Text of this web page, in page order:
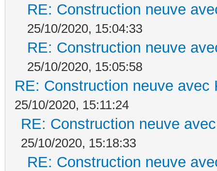
RE: Construction neuve
25/10/2020, 15:04:33
RE: Construction neuve
25/10/2020, 15:05:58
RE: Construction neuve avec
25/10/2020, 15:11:24
RE: Construction neuve
25/10/2020, 15:18:33
RE: Construction neuve